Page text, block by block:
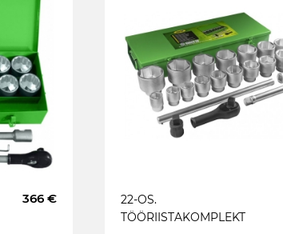
366 €
22-OS.
TÖÖRIISTAKOMPLEKT